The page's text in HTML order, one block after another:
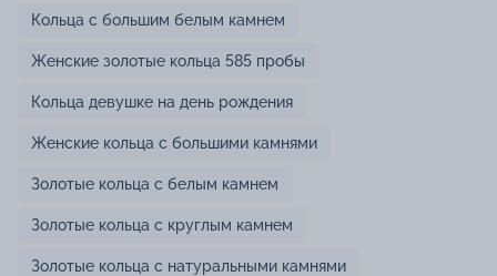
Кольца с большим белым камнем
Женские золотые кольца 585 пробы
Кольца девушке на день рождения
Женские кольца с большими камнями
Золотые кольца с белым камнем
Золотые кольца с круглым камнем
Золотые кольца с натуральными камнями